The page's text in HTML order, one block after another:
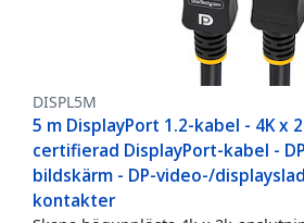
DISPL5M
5 m DisplayPort 1.2-kabel - 4K x
certifierad DisplayPort-kabel -
bildskärm - DP-video-/
kontakter